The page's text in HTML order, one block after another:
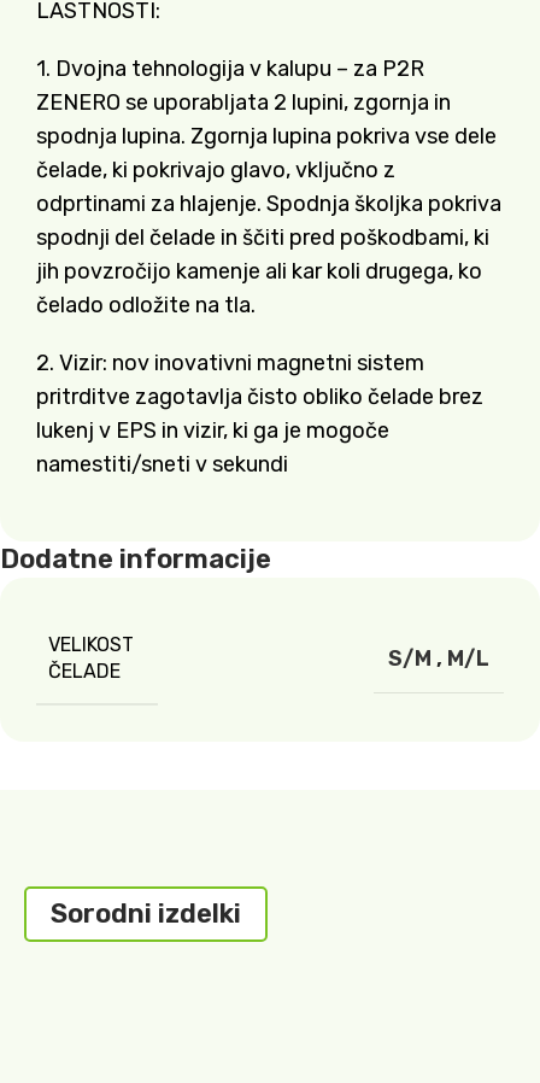
LASTNOSTI:
1. Dvojna tehnologija v kalupu – za P2R
ZENERO se uporabljata 2 lupini, zgornja in
spodnja lupina. Zgornja lupina pokriva vse dele
čelade, ki pokrivajo glavo, vključno z
odprtinami za hlajenje. Spodnja školjka pokriva
spodnji del čelade in ščiti pred poškodbami, ki
jih povzročijo kamenje ali kar koli drugega, ko
čelado odložite na tla.
2. Vizir: nov inovativni magnetni sistem
pritrditve zagotavlja čisto obliko čelade brez
lukenj v EPS in vizir, ki ga je mogoče
namestiti/sneti v sekundi
Dodatne informacije
VELIKOST
ČELADE
S/M , M/L
Sorodni izdelki